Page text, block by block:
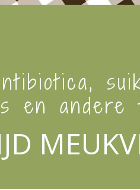
en andere